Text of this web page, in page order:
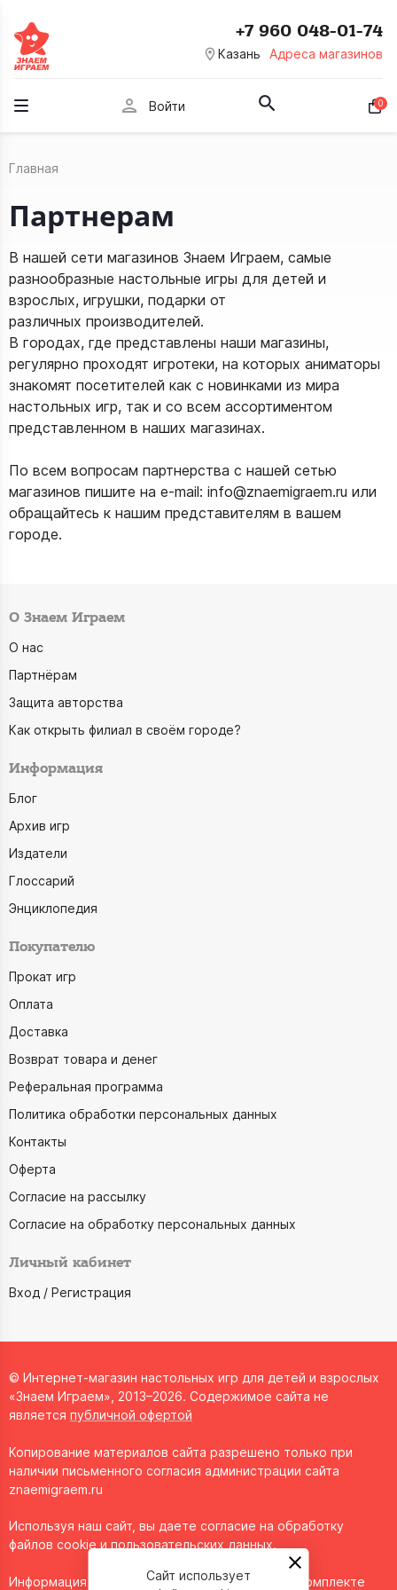
room Казань Адреса магазинов
+7 960 048-01-74
person Войти 0
Главная
Партнерам
В нашей сети магазинов Знаем Играем, самые
разнообразные настольные игры для детей и
взрослых, игрушки, подарки от
различных производителей.
В городах, где представлены наши магазины,
регулярно проходят игротеки, на которых аниматоры
знакомят посетителей как с новинками из мира
настольных игр, так и со всем ассортиментом
представленном в наших магазинах.
По всем вопросам партнерства с нашей сетью
магазинов пишите на e-mail: info@znaemigraem.ru или
обращайтесь к нашим представителям в вашем
городе.
О Знаем Играем
О нас
Партнёрам
Защита авторства
Как открыть филиал в своём городе?
Информация
Блог
Архив игр
Издатели
Глоссарий
Энциклопедия
Покупателю
Прокат игр
Оплата
Доставка
Возврат товара и денег
Реферальная программа
Политика обработки персональных данных
Контакты
Оферта
Согласие на рассылку
Согласие на обработку персональных данных
Личный кабинет
Вход / Регистрация
© Интернет-магазин настольных игр для детей и взрослых
«Знаем Играем», 2013–2026. Содержимое сайта не
является публичной офертой
Копирование материалов сайта разрешено только при
наличии письменного согласия администрации сайта
znaemigraem.ru
Используя наш сайт, вы даете согласие на обработку
файлов cookie и пользовательских данных.
Информация о технических характеристиках, комплекте
Сайт использует